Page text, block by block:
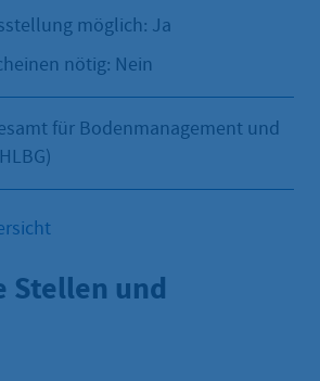
möglich: Ja
nötig: Nein
für Bodenmanagement und
Stellen und